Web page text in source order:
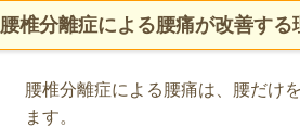
腰椎分離症による腰痛が改善する
腰椎分離症による腰痛は、腰だけ
ます。